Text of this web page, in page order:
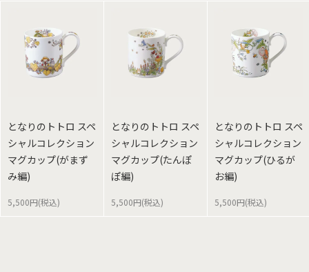
となりのトトロ スペ
シャルコレクション
マグカップ(がまず
み編)
5,500円(税込)
となりのトトロ スペ
シャルコレクション
マグカップ(たんぽ
ぽ編)
5,500円(税込)
となりのトトロ スペ
シャルコレクション
マグカップ(ひるが
お編)
5,500円(税込)